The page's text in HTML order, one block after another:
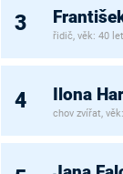
3
řidič, věk: 40 let
4 Ilona
chov zvířat,